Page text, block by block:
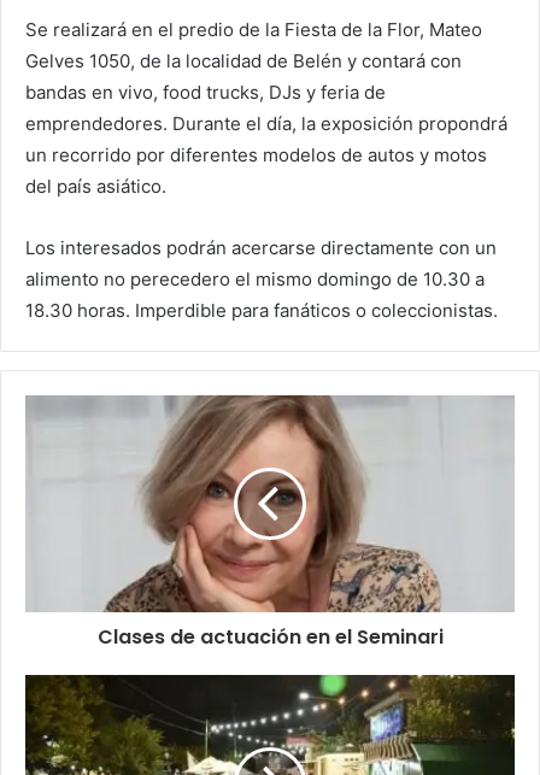
Se realizará en el predio de la Fiesta de la Flor, Mateo
Gelves 1050, de la localidad de Belén y contará con
bandas en vivo, food trucks, DJs y feria de
emprendedores. Durante el día, la exposición propondrá
un recorrido por diferentes modelos de autos y motos
del país asiático.
Los interesados podrán acercarse directamente con un
alimento no perecedero el mismo domingo de 10.30 a
18.30 horas. Imperdible para fanáticos o coleccionistas.
Clases de actuación en el Seminari